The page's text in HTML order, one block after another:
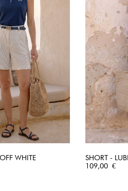
WHITE
SHORT -
Prix
109,00 €